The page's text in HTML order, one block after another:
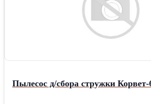
Пылесос д/сбора стружки Корвет-